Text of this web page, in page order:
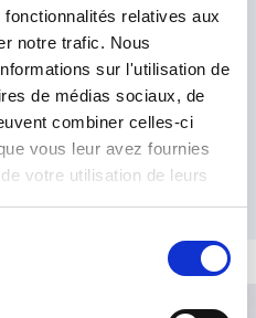
relatives aux
notre trafic. Nous
sur l'utilisation de
de médias sociaux, de
combiner celles-ci
vous leur avez fournies
votre utilisation de leurs
Confidentialité*